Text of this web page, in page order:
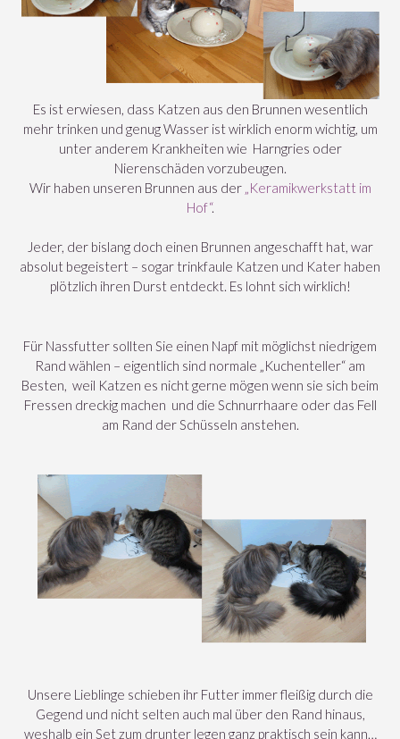
Es ist erwiesen, dass Katzen aus den Brunnen wesentlich
mehr trinken und genug Wasser ist wirklich enorm wichtig, um
unter anderem Krankheiten wie Harngries oder
Nierenschäden vorzubeugen.
Wir haben unseren Brunnen aus der „Keramikwerkstatt im
Hof“.
Jeder, der bislang doch einen Brunnen angeschafft hat, war
absolut begeistert – sogar trinkfaule Katzen und Kater haben
plötzlich ihren Durst entdeckt. Es lohnt sich wirklich!
Für Nassfutter sollten Sie einen Napf mit möglichst niedrigem
Rand wählen – eigentlich sind normale „Kuchenteller“ am
Besten, weil Katzen es nicht gerne mögen wenn sie sich beim
Fressen dreckig machen und die Schnurrhaare oder das Fell
am Rand der Schüsseln anstehen.
Unsere Lieblinge schieben ihr Futter immer fleißig durch die
Gegend und nicht selten auch mal über den Rand hinaus,
weshalb ein Set zum drunter legen ganz praktisch sein kann…